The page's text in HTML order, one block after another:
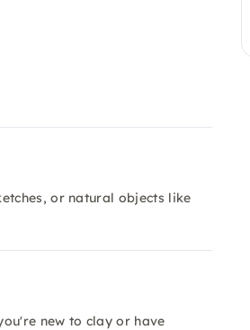
or natural objects like
new to clay or have